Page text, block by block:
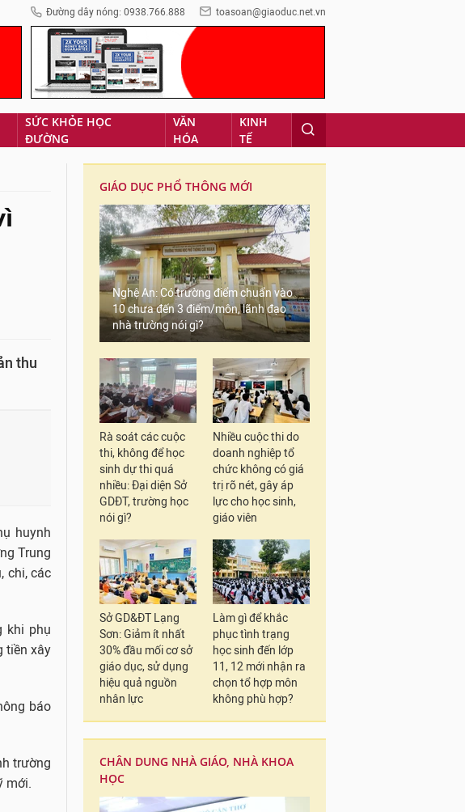
Đường dây nóng: 0938.766.888 toasoan@giaoduc.net.vn
SỨC KHỎE HỌC
ĐƯỜNG
VĂN
HÓA
KINH
TẾ
thu
huynh
Trung
chi, các
khi phụ
tiền xây
báo
trường
mới.
GIÁO DỤC PHỔ THÔNG MỚI
Nghệ An: Có trường điểm chuẩn vào
10 chưa đến 3 điểm/môn, lãnh đạo
nhà trường nói gì?
Rà soát các cuộc
thi, không để học
sinh dự thi quá
nhiều: Đại diện Sở
GDĐT, trường học
nói gì?
Nhiều cuộc thi do
doanh nghiệp tổ
chức không có giá
trị rõ nét, gây áp
lực cho học sinh,
giáo viên
Sở GD&ĐT Lạng
Sơn: Giảm ít nhất
30% đầu mối cơ sở
giáo dục, sử dụng
hiệu quả nguồn
nhân lực
Làm gì để khắc
phục tình trạng
học sinh đến lớp
11, 12 mới nhận ra
chọn tổ hợp môn
không phù hợp?
CHÂN DUNG NHÀ GIÁO, NHÀ KHOA
HỌC